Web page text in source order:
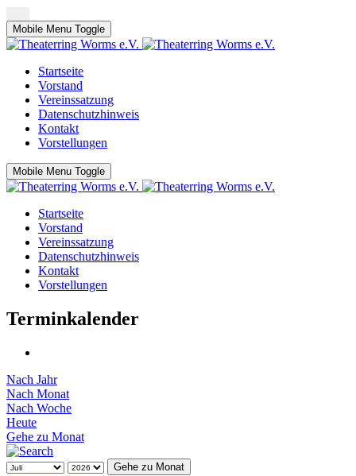
Mobile Menu Toggle
Startseite
Vorstand
Vereinssatzung
Datenschutzhinweis
Kontakt
Vorstellungen
Mobile Menu Toggle
Startseite
Vorstand
Vereinssatzung
Datenschutzhinweis
Kontakt
Vorstellungen
Terminkalender
Nach Jahr
Nach Monat
Nach Woche
Heute
Gehe zu Monat
Gehe zu Monat